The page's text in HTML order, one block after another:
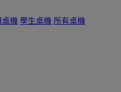
桌機 學生桌機 所有桌機